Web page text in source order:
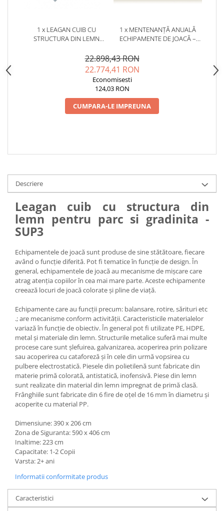
1 x LEAGAN CUIB CU
STRUCTURA DIN LEMN
1 x MENTENANȚĂ ANUALĂ
ECHIPAMENTE DE JOACĂ –
CONFORM SR EN 1176
22.898,43 RON
22.774,41 RON
Economisesti
124,03 RON
CUMPARA-LE IMPREUNA
Descriere
Leagan cuib cu structura din
lemn pentru parc si gradinita -
SUP3
Echipamentele de joacă sunt produse de sine stătătoare, fiecare
având o funcție diferită. Pot fi tematice în funcție de design. În
general, echipamentele de joacă au mecanisme de mișcare care
atrag atenția copiilor în cea mai mare parte. Aceste echipamente
creează locuri de joacă colorate și pline de viață.
Echipamente care au funcții precum: balansare, rotire, sărituri etc
.; are mecanisme conform activității. Caracteristicile materialelor
variază în funcție de obiectiv. În general pot fi utilizate PE, HDPE,
metal și materiale din lemn. Structurile metalice suferă mai multe
procese care sunt șlefuirea, galvanizarea, acoperirea prin polizare
sau acoperirea cu cataforeză și în cele din urmă vopsirea cu
pulbere electrostatică. Piesele din polietilenă sunt fabricate din
materie primă colorată, antistatică, inofensivă. Piese din lemn
sunt realizate din material din lemn impregnat de primă clasă.
Frânghiile sunt fabricate din 6 fire de oțel de 16 mm în diametru și
acoperite cu material PP.
Dimensiune: 390 x 206 cm
Zona de Siguranta: 590 x 406 cm
Inaltime: 223 cm
Capacitate: 1-2 Copii
Varsta: 2+ ani
Informatii conformitate produs
Caracteristici